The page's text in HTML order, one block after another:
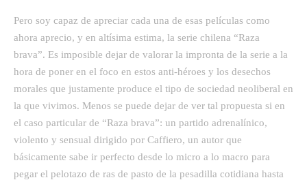
Pero soy capaz de apreciar cada una de esas películas como
ahora aprecio, y en altísima estima, la serie chilena “Raza
brava”. Es imposible dejar de valorar la impronta de la serie a la
hora de poner en el foco en estos anti-héroes y los desechos
morales que justamente produce el tipo de sociedad neoliberal en
la que vivimos. Menos se puede dejar de ver tal propuesta si en
el caso particular de “Raza brava”: un partido adrenalínico,
violento y sensual dirigido por Caffiero, un autor que
básicamente sabe ir perfecto desde lo micro a lo macro para
pegar el pelotazo de ras de pasto de la pesadilla cotidiana hasta